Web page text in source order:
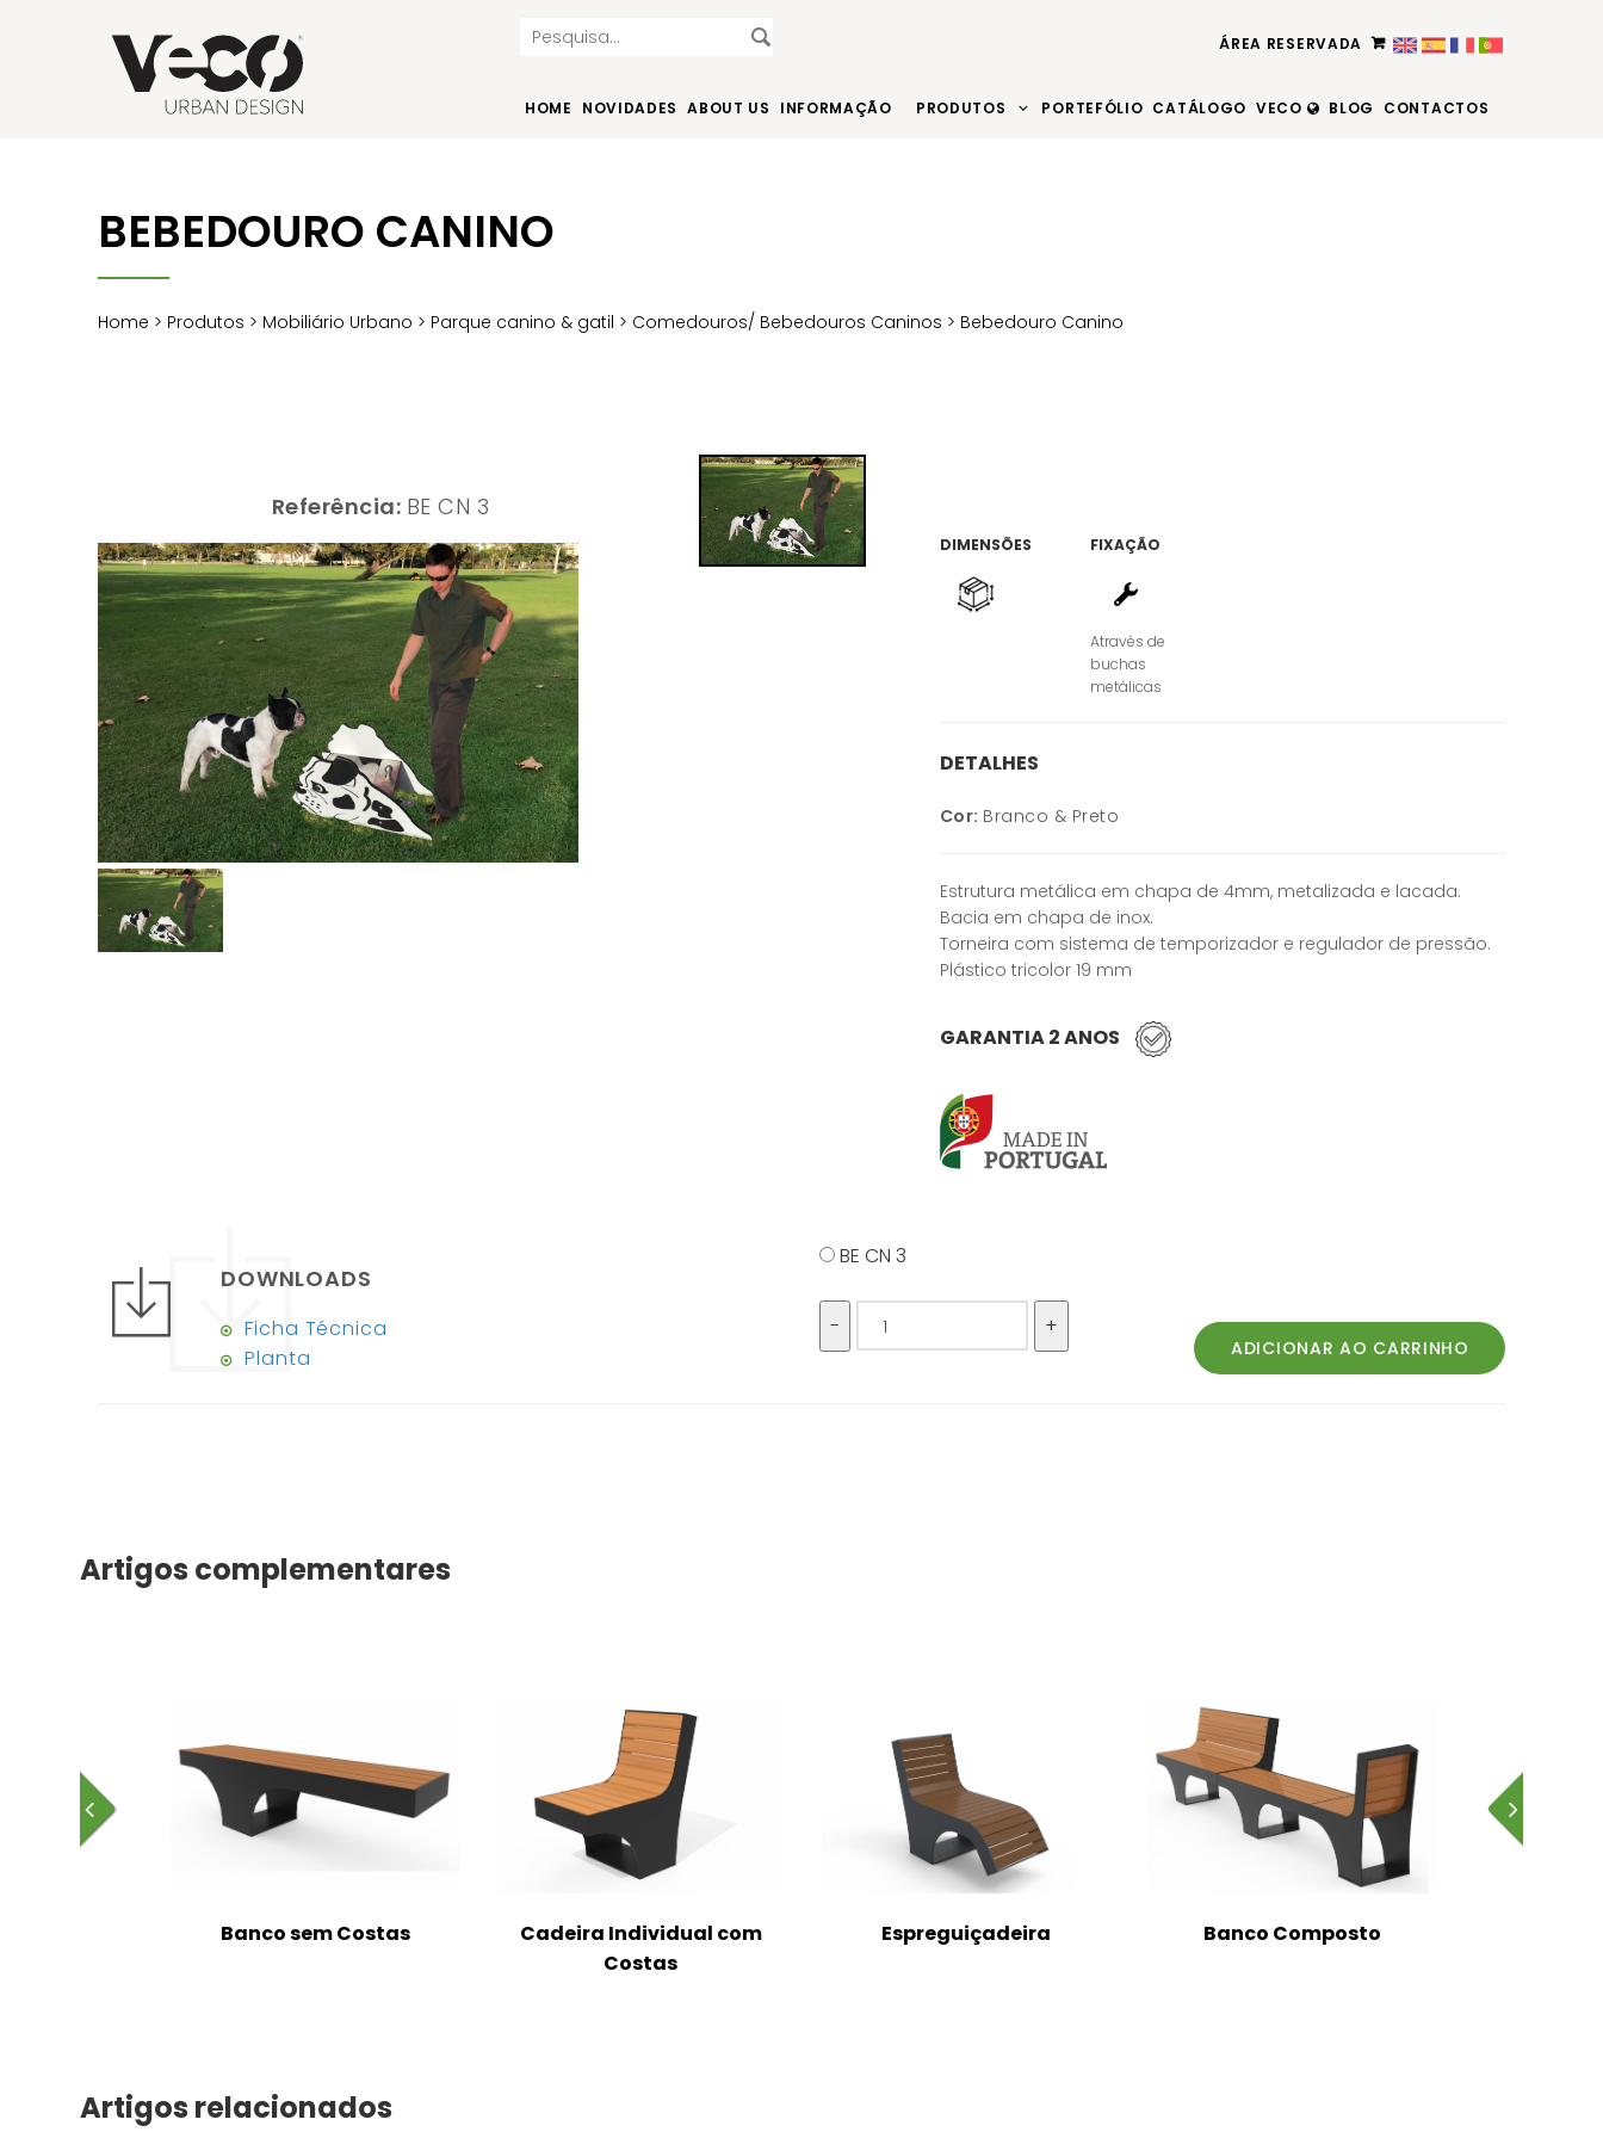
ÁREA RESERVADA
HOME NOVIDADES ABOUT US INFORMAÇÃO PRODUTOS PORTEFÓLIO CATÁLOGO VECO BLOG CONTACTOS
BEBEDOURO CANINO
Home > Produtos > Mobiliário Urbano > Parque canino & gatil > Comedouros/ Bebedouros Caninos > Bebedouro Canino
Referência: BE CN 3
DIMENSÕES FIXAÇÃO
Através de
buchas
metálicas
DETALHES
Cor: Branco & Preto
Estrutura metálica em chapa de 4mm, metalizada e lacada.
Bacia em chapa de inox.
Torneira com sistema de temporizador e regulador de pressão.
Plástico tricolor 19 mm
GARANTIA 2 ANOS
DOWNLOADS
Ficha Técnica
Planta
BE CN 3
Artigos complementares
Banco sem Costas
Cadeira Individual com
Costas
Espreguiçadeira Banco Composto
Artigos relacionados